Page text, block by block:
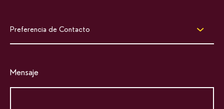
Preferencia de Contacto
Mensaje